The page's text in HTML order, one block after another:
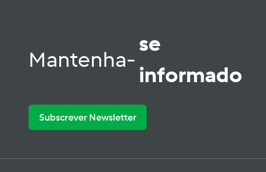
Mantenha-
se
informado
Subscrever Newsletter